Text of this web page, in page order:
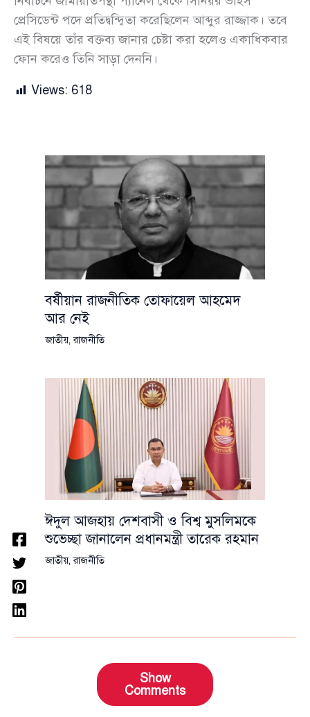
প্রেসিডেন্ট পদে প্রতিদ্বন্দ্বিতা করেছিলেন আব্দুর রাজ্জাক। তবে
এই বিষয়ে তাঁর বক্তব্য জানার চেষ্টা করা হলেও একাধিকবার
ফোন করেও তিনি সাড়া দেননি।
Views: 618
বর্ষীয়ান রাজনীতিক তোফায়েল আহমেদ
আর নেই
জাতীয়,রাজনীতি
ঈদুল আজহায় দেশবাসী ও বিশ্ব মুসলিমকে
শুভেচ্ছা জানালেন প্রধানমন্ত্রী তারেক রহমান
জাতীয়,রাজনীতি
Show
Comments